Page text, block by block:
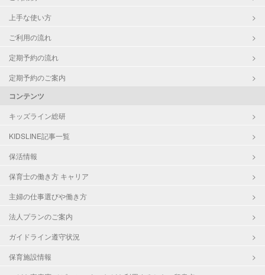
上手な使い方
ご利用の流れ
定期予約の流れ
定期予約のご案内
コンテンツ
キッズライン総研
KIDSLINE記事一覧
保活情報
保育士の働き方 キャリア
主婦の仕事選びや働き方
法人プランのご案内
ガイドライン遵守状況
保育施設情報